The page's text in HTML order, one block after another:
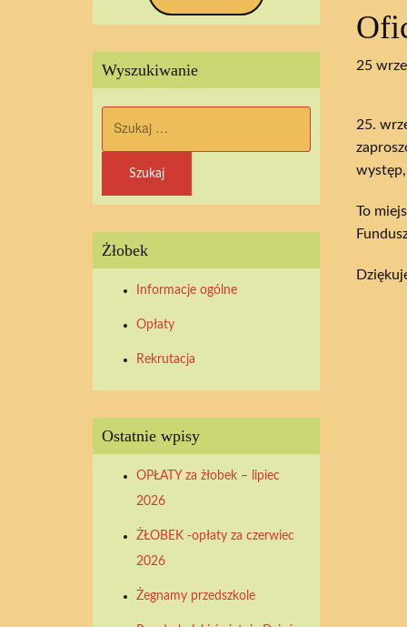
Wyszukiwanie
Żłobek
Informacje ogólne
Opłaty
Rekrutacja
Ostatnie wpisy
OPŁATY za żłobek – lipiec
2026
ŻŁOBEK -opłaty za czerwiec
2026
Żegnamy przedszkole
25
25.
To